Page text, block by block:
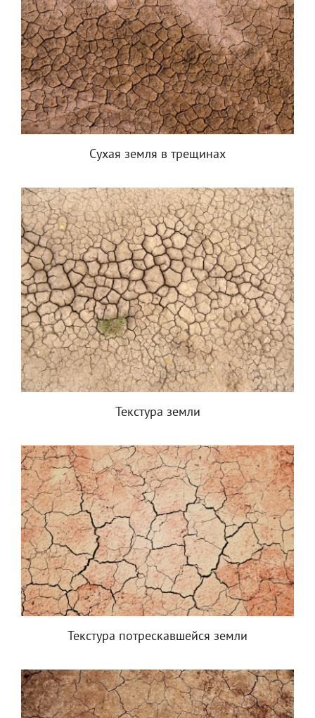
Сухая земля в трещинах
Текстура земли
Текстура потрескавшейся земли